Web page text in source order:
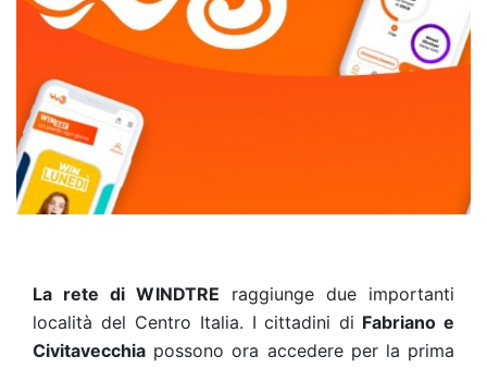
La rete di WINDTRE raggiunge due importanti
località del Centro Italia. I cittadini di Fabriano e
Civitavecchia possono ora accedere per la prima